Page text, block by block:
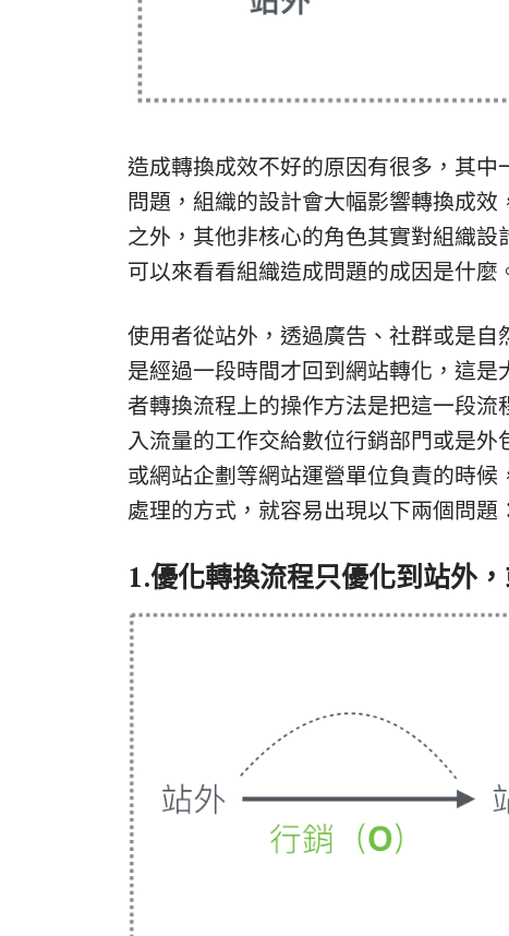
造成轉換成效不好的原因有很多，其
問題，組織的設計會大幅影響轉換成
之外，其他非核心的角色其實對組織
可以來看看組織造成問題的成因是什麼
使用者從站外，透過廣告、社群或是
是經過一段時間才回到網站轉化，這
者轉換流程上的操作方法是把這一段
入流量的工作交給數位行銷部門或是
或網站企劃等網站運營單位負責的時候
處理的方式，就容易出現以下兩個問題
1.優化轉換流程只優化到站外